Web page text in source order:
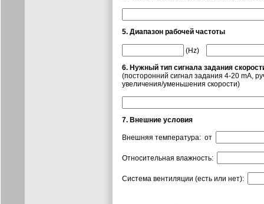
5. Диапазон рабочей частоты
(Hz)
6. Нужный тип сигнала задания
(посторонний сигнал задания 4-20 mА,
увеличения/уменьшения скорости)
7. Внешние условия
Внешняя температура: от
Относительная влажность:
Система вентиляции (есть или нет):